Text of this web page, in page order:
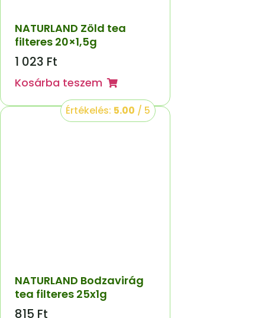
NATURLAND Zöld tea
filteres 20×1,5g
1 023 Ft
Kosárba teszem
NATURLAND Bodzavirág
tea filteres 25x1g
Értékelés: 5.00 / 5
815 Ft